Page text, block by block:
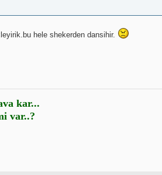
hele shekerden dansihir.
kar...
var..?